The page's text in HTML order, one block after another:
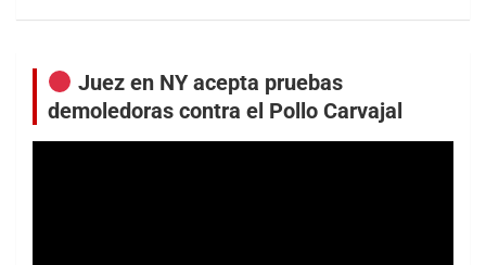
Juez en NY acepta pruebas
demoledoras contra el Pollo Carvajal